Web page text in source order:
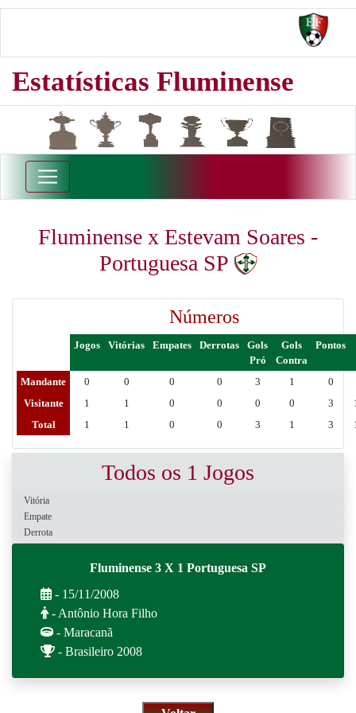
Estatísticas Fluminense
Fluminense x Estevam Soares -
Portuguesa SP
Números
Jogos Vitórias Empates Derrotas
Gols
Pró
Gols
Contra
Pontos
Mandante 0 0 0 0 3 1
0
Visitante
1 1 0 0 0 0 3
Total
1 1 0 0 3 1 3
Todos os 1 Jogos
Vitória
Empate
Derrota
Fluminense 3 X 1 Portuguesa SP
- 15/11/2008
- Antônio Hora Filho
- Maracanã
- Brasileiro 2008